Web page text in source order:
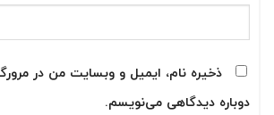
ذخیره نام، ایمیل و وبسایت من در
دوباره دیدگاهی می‌نویسم.